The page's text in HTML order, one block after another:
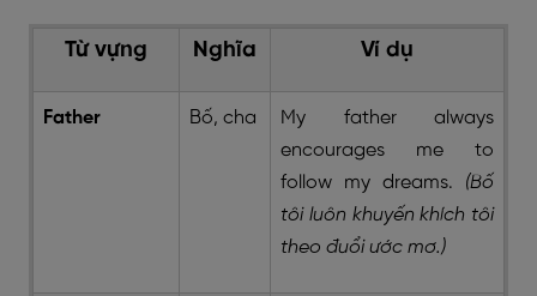
Từ vựng Nghĩa Ví dụ
Father Bố, cha
My father always
encourages me to
follow my dreams. (Bố
tôi luôn khuyến khích tôi
theo đuổi ước mơ.)